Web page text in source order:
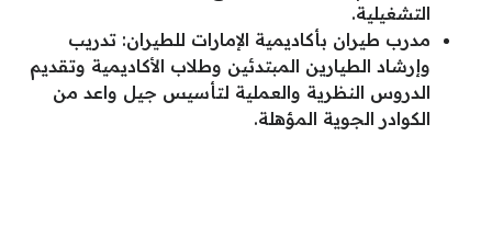
التشغيلية.
مدرب طيران بأكاديمية الإمارات للطيران: تدريب
وإرشاد الطيارين المبتدئين وطلاب الأكاديمية وتقديم
الدروس النظرية والعملية لتأسيس جيل واعد من
الكوادر الجوية المؤهلة.